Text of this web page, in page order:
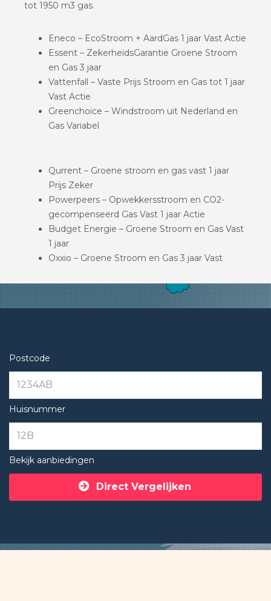
tot 1950 m3 gas.
Eneco – EcoStroom + AardGas 1 jaar Vast Actie
Essent – ZekerheidsGarantie Groene Stroom
en Gas 3 jaar
Vattenfall – Vaste Prijs Stroom en Gas tot 1 jaar
Vast Actie
Greenchoice – Windstroom uit Nederland en
Gas Variabel
Qurrent – Groene stroom en gas vast 1 jaar
Prijs Zeker
Powerpeers – Opwekkersstroom en CO2-
gecompenseerd Gas Vast 1 jaar Actie
Budget Energie – Groene Stroom en Gas Vast
1 jaar
Oxxio – Groene Stroom en Gas 3 jaar Vast
Postcode
Huisnummer
Bekijk aanbiedingen
Direct Vergelijken